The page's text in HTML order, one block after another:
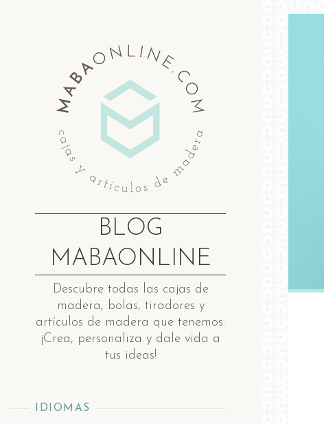
BLOG
MABAONLINE
Descubre ​t​odas las cajas de
madera​, bolas, tiradores y
artículos de madera ​q​ue tenemos.
¡Crea, personaliza y dale vida a
tus ideas!
IDIOMAS